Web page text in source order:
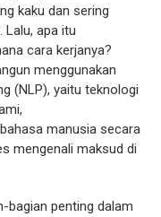
kaku dan sering
Lalu, apa itu
cara kerjanya?
menggunakan
(NLP), yaitu teknologi
manusia secara
mengenali maksud di
bagian penting dalam